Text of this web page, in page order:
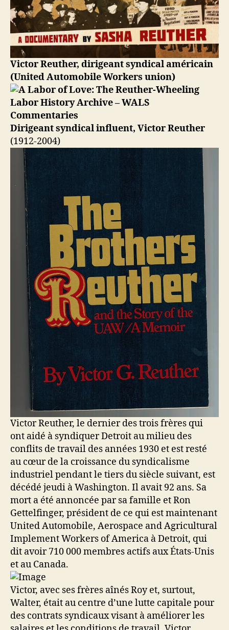
Victor Reuther, dirigeant syndical américain
(United Automobile Workers union)
Dirigeant syndical influent, Victor Reuther
(1912-2004)
Victor Reuther, le dernier des trois frères qui
ont aidé à syndiquer Detroit au milieu des
conflits de travail des années 1930 et est resté
au cœur de la croissance du syndicalisme
industriel pendant le tiers du siècle suivant, est
décédé jeudi à Washington. Il avait 92 ans. Sa
mort a été annoncée par sa famille et Ron
Gettelfinger, président de ce qui est maintenant
United Automobile, Aerospace and Agricultural
Implement Workers of America à Detroit, qui
dit avoir 710 000 membres actifs aux États-Unis
et au Canada.
Victor, avec ses frères aînés Roy et, surtout,
Walter, était au centre d’une lutte capitale pour
des contrats syndicaux visant à améliorer les